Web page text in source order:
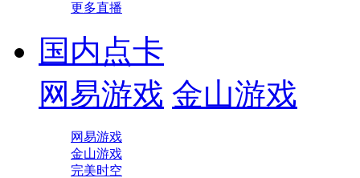
更多直播
国内点卡
网易游戏 金山游戏
网易游戏
金山游戏
完美时空